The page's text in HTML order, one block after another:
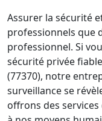
Assurer la sécurité
professionnels que
professionnel. Si
sécurité privée
(77370), notre
surveillance se
offrons des